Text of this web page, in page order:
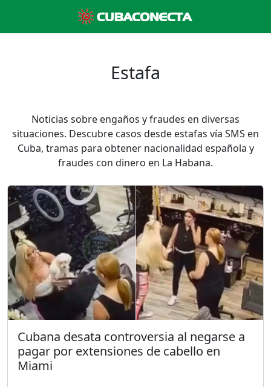
Estafa
Noticias sobre engaños y fraudes en diversas
situaciones. Descubre casos desde estafas vía SMS en
Cuba, tramas para obtener nacionalidad española y
fraudes con dinero en La Habana.
Cubana desata controversia al negarse a
pagar por extensiones de cabello en
Miami